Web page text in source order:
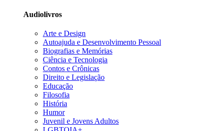
Audiolivros
Arte e Design
Autoajuda e Desenvolvimento Pessoal
Biografias e Memórias
Ciência e Tecnologia
Contos e Crônicas
Direito e Legislação
Educação
Filosofia
História
Humor
Juvenil e Jovens Adultos